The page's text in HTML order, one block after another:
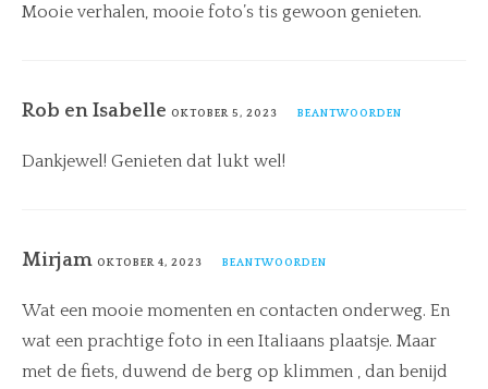
Mooie verhalen, mooie foto’s tis gewoon genieten.
Rob en Isabelle OKTOBER 5, 2023 BEANTWOORDEN
Dankjewel! Genieten dat lukt wel!
Mirjam OKTOBER 4, 2023 BEANTWOORDEN
Wat een mooie momenten en contacten onderweg. En
wat een prachtige foto in een Italiaans plaatsje. Maar
met de fiets, duwend de berg op klimmen , dan benijd